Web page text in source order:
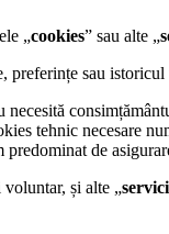
„cookies” sau alte „
sau
tehnic necesare
de
voluntar, și alte „